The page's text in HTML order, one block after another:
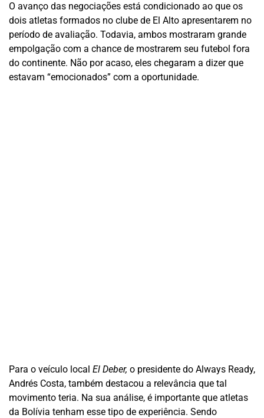
O avanço das negociações está condicionado ao que os
dois atletas formados no clube de El Alto apresentarem no
período de avaliação. Todavia, ambos mostraram grande
empolgação com a chance de mostrarem seu futebol fora
do continente. Não por acaso, eles chegaram a dizer que
estavam “emocionados” com a oportunidade.
Para o veículo local El Deber, o presidente do Always Ready,
Andrés Costa, também destacou a relevância que tal
movimento teria. Na sua análise, é importante que atletas
da Bolívia tenham esse tipo de experiência. Sendo